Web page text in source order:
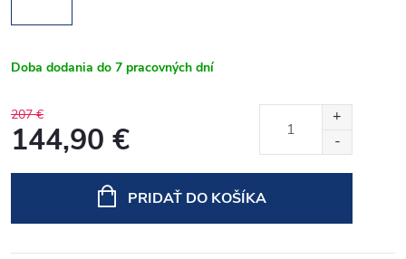
Doba dodania do 7 pracovných dní
207 €
144,90 €
PRIDAŤ DO KOŠÍKA